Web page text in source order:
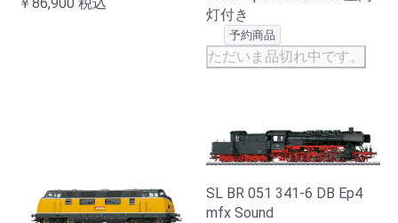
灯付き
予約商品
ただいま品切れ中です。
SL BR 051 341-6 DB Ep4
mfx Sound